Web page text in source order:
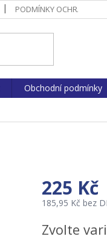
PODMÍNKY OCHRANY OS.
Obchodní podmínky
225 Kč
185,95 Kč bez
cena:
Zvolte